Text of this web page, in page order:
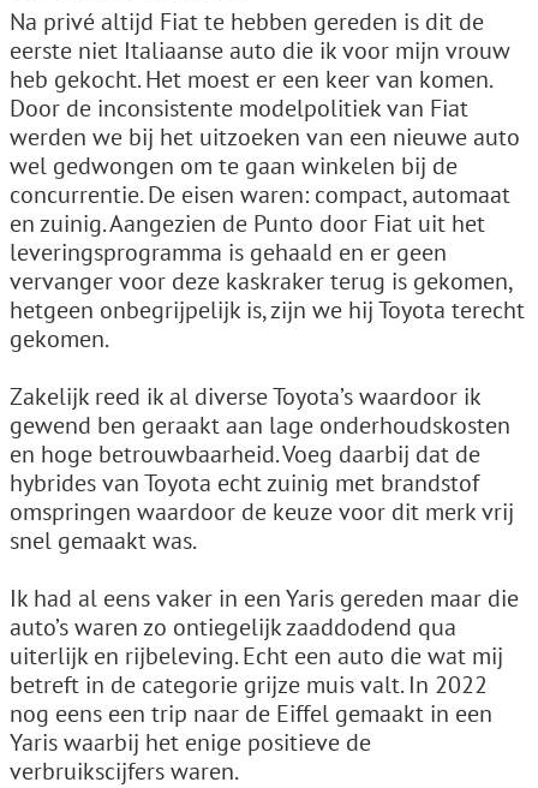
Na privé altijd Fiat te hebben gereden is dit de
eerste niet Italiaanse auto die ik voor mijn vrouw
heb gekocht. Het moest er een keer van komen.
Door de inconsistente modelpolitiek van Fiat
werden we bij het uitzoeken van een nieuwe auto
wel gedwongen om te gaan winkelen bij de
concurrentie. De eisen waren: compact, automaat
en zuinig. Aangezien de Punto door Fiat uit het
leveringsprogramma is gehaald en er geen
vervanger voor deze kaskraker terug is gekomen,
hetgeen onbegrijpelijk is, zijn we hij Toyota terecht
gekomen.
Zakelijk reed ik al diverse Toyota’s waardoor ik
gewend ben geraakt aan lage onderhoudskosten
en hoge betrouwbaarheid. Voeg daarbij dat de
hybrides van Toyota echt zuinig met brandstof
omspringen waardoor de keuze voor dit merk vrij
snel gemaakt was.
Ik had al eens vaker in een Yaris gereden maar die
auto’s waren zo ontiegelijk zaaddodend qua
uiterlijk en rijbeleving. Echt een auto die wat mij
betreft in de categorie grijze muis valt. In 2022
nog eens een trip naar de Eiffel gemaakt in een
Yaris waarbij het enige positieve de
verbruikscijfers waren.